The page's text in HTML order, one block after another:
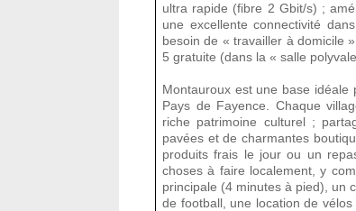
ultra rapide (fibre 2 Gbit/s) ;
une excellente connectivité
besoin de « travailler à domicile
5 gratuite (dans la « salle
Montauroux est une base idéale
Pays de Fayence. Chaque
riche patrimoine culturel ;
pavées et de charmantes
produits frais le jour ou un
choses à faire localement, y
principale (4 minutes à pied), un
de football, une location de